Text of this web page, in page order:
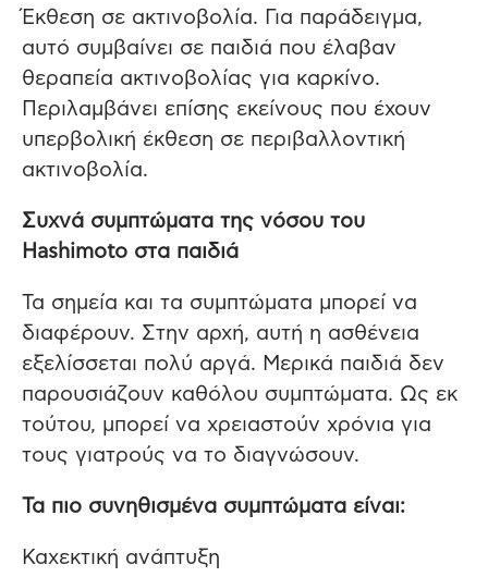
Έκθεση σε ακτινοβολία. Για παράδειγμα,
αυτό συμβαίνει σε παιδιά που έλαβαν
θεραπεία ακτινοβολίας για καρκίνο.
Περιλαμβάνει επίσης εκείνους που έχουν
υπερβολική έκθεση σε περιβαλλοντική
ακτινοβολία.
Συχνά συμπτώματα της νόσου του
Hashimoto στα παιδιά
Τα σημεία και τα συμπτώματα μπορεί να
διαφέρουν. Στην αρχή, αυτή η ασθένεια
εξελίσσεται πολύ αργά. Μερικά παιδιά δεν
παρουσιάζουν καθόλου συμπτώματα. Ως εκ
τούτου, μπορεί να χρειαστούν χρόνια για
τους γιατρούς να το διαγνώσουν.
Τα πιο συνηθισμένα συμπτώματα είναι:
Καχεκτική ανάπτυξη